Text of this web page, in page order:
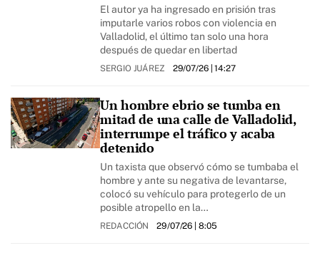
El autor ya ha ingresado en prisión tras
imputarle varios robos con violencia en
Valladolid, el último tan solo una hora
después de quedar en libertad
SERGIO JUÁREZ 29/07/26| 14:27
Un hombre ebrio se tumba en
mitad de una calle de Valladolid,
interrumpe el tráfico y acaba
detenido
Un taxista que observó cómo se tumbaba el
hombre y ante su negativa de levantarse,
colocó su vehículo para protegerlo de un
posible atropello en la…
REDACCIÓN 29/07/26 | 8:05